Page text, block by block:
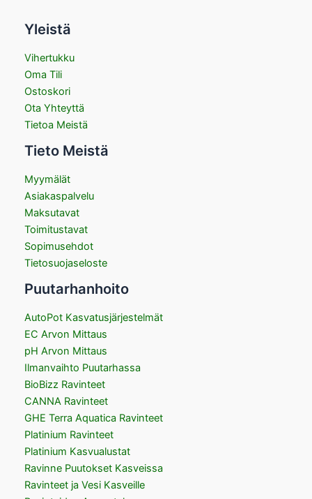
Yleistä
Vihertukku
Oma Tili
Ostoskori
Ota Yhteyttä
Tietoa Meistä
Tieto Meistä
Myymälät
Asiakaspalvelu
Maksutavat
Toimitustavat
Sopimusehdot
Tietosuojaseloste
Puutarhanhoito
AutoPot Kasvatusjärjestelmät
EC Arvon Mittaus
pH Arvon Mittaus
Ilmanvaihto Puutarhassa
BioBizz Ravinteet
CANNA Ravinteet
GHE Terra Aquatica Ravinteet
Platinium Ravinteet
Platinium Kasvualustat
Ravinne Puutokset Kasveissa
Ravinteet ja Vesi Kasveille